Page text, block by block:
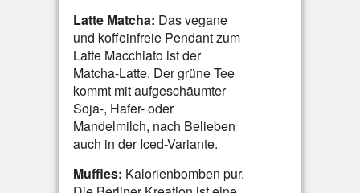
Latte Matcha: Das vegane
und koffeinfreie Pendant zum
Latte Macchiato ist der
Matcha-Latte. Der grüne Tee
kommt mit aufgeschäumter
Soja-, Hafer- oder
Mandelmilch, nach Belieben
auch in der Iced-Variante.
Muffles: Kalorienbomben pur.